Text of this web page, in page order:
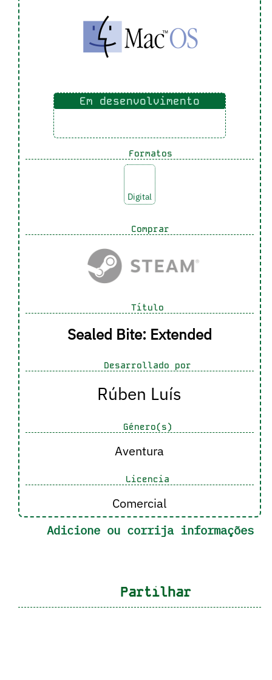
Em desenvolvimento
Formatos
Digital
Comprar
Título
Sealed Bite: Extended
Desarrollado por
Rúben Luís
Género(s)
Aventura
Licencia
Comercial
Adicione ou corrija informações
Partilhar